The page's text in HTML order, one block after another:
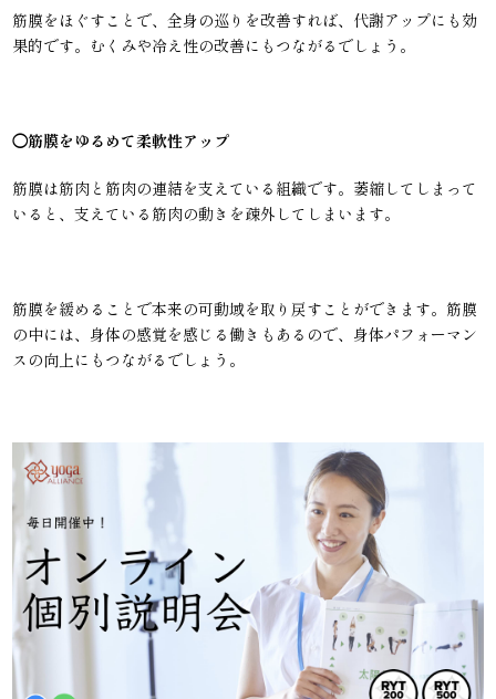
筋膜をほぐすことで、全身の巡りを改善すれば、代謝アップにも効
果的です。むくみや冷え性の改善にもつながるでしょう。
◯筋膜をゆるめて柔軟性アップ
筋膜は筋肉と筋肉の連結を支えている組織です。萎縮してしまって
いると、支えている筋肉の動きを疎外してしまいます。
筋膜を緩めることで本来の可動域を取り戻すことができます。筋膜
の中には、身体の感覚を感じる働きもあるので、身体パフォーマン
スの向上にもつながるでしょう。